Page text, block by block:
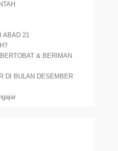
ABAD 21
& BERIMAN
DI BULAN DESEMBER